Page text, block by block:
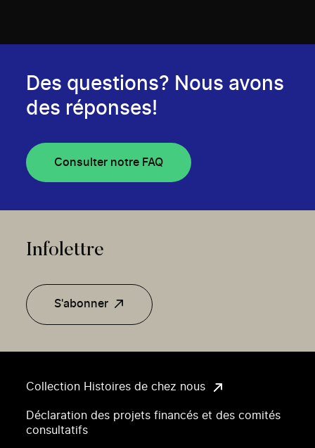
Collection Histoires de chez nous
Déclaration des projets financés et des comités
consultatifs
Des questions? Nous avons
des réponses!
Consulter notre FAQ
Infolettre
S'abonner